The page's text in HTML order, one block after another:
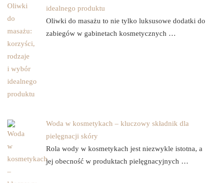
idealnego produktu
Oliwki do masażu to nie tylko luksusowe dodatki do
zabiegów w gabinetach kosmetycznych …
Woda w kosmetykach – kluczowy składnik dla
pielęgnacji skóry
Rola wody w kosmetykach jest niezwykle istotna, a
jej obecność w produktach pielęgnacyjnych …